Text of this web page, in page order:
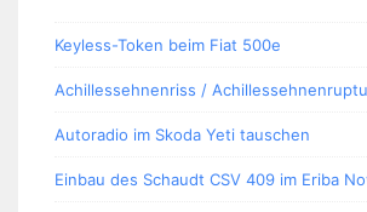
Keyless-Token beim Fiat 500e
Achillessehnenriss /
Autoradio im Skoda Yeti tauschen
Einbau des Schaudt CSV 409 im Eriba